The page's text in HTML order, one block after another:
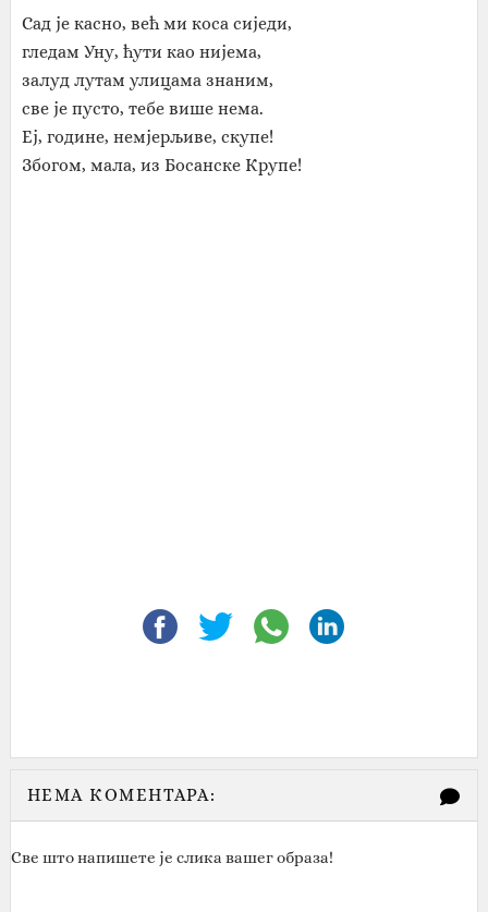
Сад је касно, већ ми коса сиједи,
гледам Уну, ћути као нијема,
залуд лутам улицама знаним,
све је пусто, тебе више нема.
Еј, године, немјерљиве, скупе!
Збогом, мала, из Босанске Крупе!
НЕМА КОМЕНТАРА:
Све што напишете је слика вашег образа!